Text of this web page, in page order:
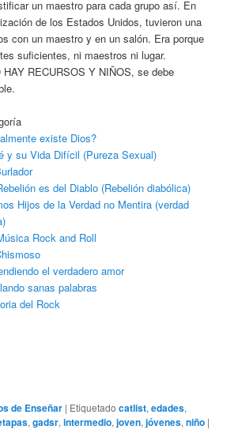
un maestro para cada grupo así. En
de los Estados Unidos, tuvieron una
con un maestro y en un salón. Era porque
suficientes, ni maestros ni lugar.
RECURSOS Y NIÑOS, se debe
existe Dios?
y su Vida Difícil (Pureza Sexual)
es del Diablo (Rebelión diabólica)
Hijos de la Verdad no Mentira (verdad
Rock and Roll
el verdadero amor
sanas palabras
del Rock
de Enseñar | Etiquetado catlist,edades,
,gadsr,intermedio,joven,jóvenes,niño |